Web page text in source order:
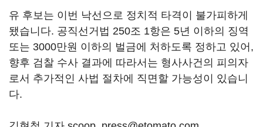
유 후보는 이번 낙선으로 정치적 타격이 불가피하게
됐습니다. 공직선거법 250조 1항은 5년 이하의 징역
또는 3000만원 이하의 벌금에 처하도록 정하고 있어,
향후 검찰 수사 결과에 따라서는 형사사건의 피의자
로서 추가적인 사법 절차에 직면할 가능성이 있습니
다.